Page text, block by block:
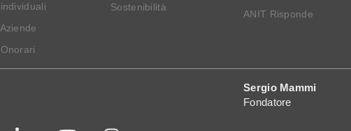
Sostenibilità
ANIT Risponde
Sergio Mammi
Fondatore